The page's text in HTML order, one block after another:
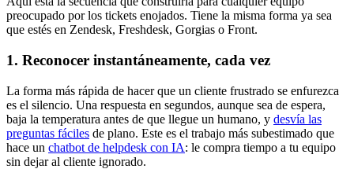
preocupado por los tickets enojados. Tiene la misma forma ya sea
que estés en Zendesk, Freshdesk, Gorgias o Front.
1. Reconocer instantáneamente, cada vez
La forma más rápida de hacer que un cliente frustrado se enfurezca
es el silencio. Una respuesta en segundos, aunque sea de espera,
baja la temperatura antes de que llegue un humano, y desvía las
preguntas fáciles de plano. Este es el trabajo más subestimado que
hace un chatbot de helpdesk con IA: le compra tiempo a tu equipo
sin dejar al cliente ignorado.